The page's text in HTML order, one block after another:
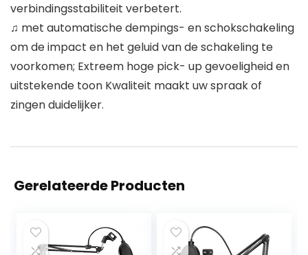
verbindingsstabiliteit verbetert.
♫ met automatische dempings- en schokschakeling
om de impact en het geluid van de schakeling te
voorkomen; Extreem hoge pick- up gevoeligheid en
uitstekende toon Kwaliteit maakt uw spraak of
zingen duidelijker.
Gerelateerde Producten